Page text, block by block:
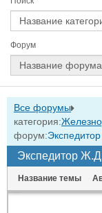
Форум
Все форумы
категория:
форум:
Экспедитор
Название темы